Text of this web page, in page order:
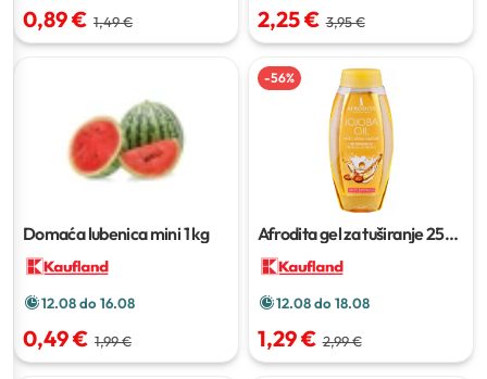
0,89 € 1,49 € 2,25 € 3,95 €
Domaća lubenica mini1 kg
12.08 do 16.08
0,49 € 1,99 €
-56%
Afrodita gel za tuširanje250
12.08 do 18.08
1,29 € 2,99 €